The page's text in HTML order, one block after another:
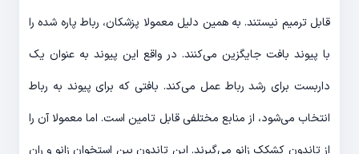
قابل ترمیم نیستند. به همین دلیل معمولا پزشکان، رباط پاره شده را
با پیوند بافت جایگزین می‌کنند. در واقع این پیوند به عنوان یک
داربست برای رشد رباط عمل می‌کند. بافتی که برای پیوند به رباط
انتخاب می‌شود، از منابع مختلفی قابل تامین است. اما معمولا آن را
از تاندون کشکک زانو می‌گیرند. این تاندون بین استخوان زانو و ران